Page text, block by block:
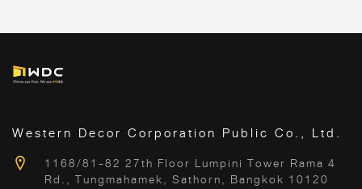
Western Decor Corporation Public Co., Ltd.
1168/81-82 27th Floor Lumpini Tower Rama 4
Rd., Tungmahamek, Sathorn, Bangkok 10120